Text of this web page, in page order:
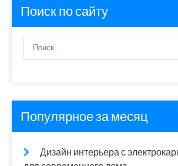
Поиск по сайту
Популярное за месяц
Дизайн интерьера с